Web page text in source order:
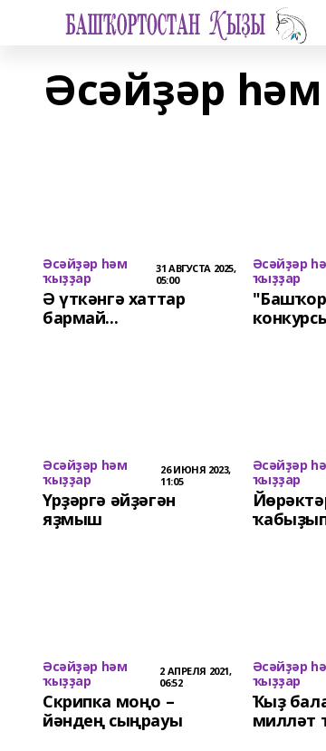
Әсәйҙәр
Әсәйҙәр һәм
ҡыҙҙар
31 АВГУСТА 2025,
05:00
Ә үткәнгә хаттар
бармай...
Әсәйҙәр
ҡыҙҙар
Әсәйҙәр һәм
ҡыҙҙар
26 ИЮНЯ 2023,
11:05
Үрҙәргә әйҙәгән
яҙмыш
Әсәйҙәр
ҡыҙҙар
Әсәйҙәр һәм
ҡыҙҙар
2 АПРЕЛЯ 2021,
06:52
Скрипка моңо –
йәндең сыңрауы
Әсәйҙәр
ҡыҙҙар
Ҡыҙ
милләт